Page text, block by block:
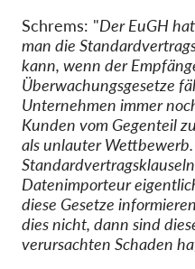
Schrems: "Der EuGH
man die
kann, wenn der
Überwachungsgesetze
Unternehmen immer
Kunden vom Gegenteil
als unlauter
Datenimporteur
diese Gesetze
dies nicht, dann sind
verursachten Schaden